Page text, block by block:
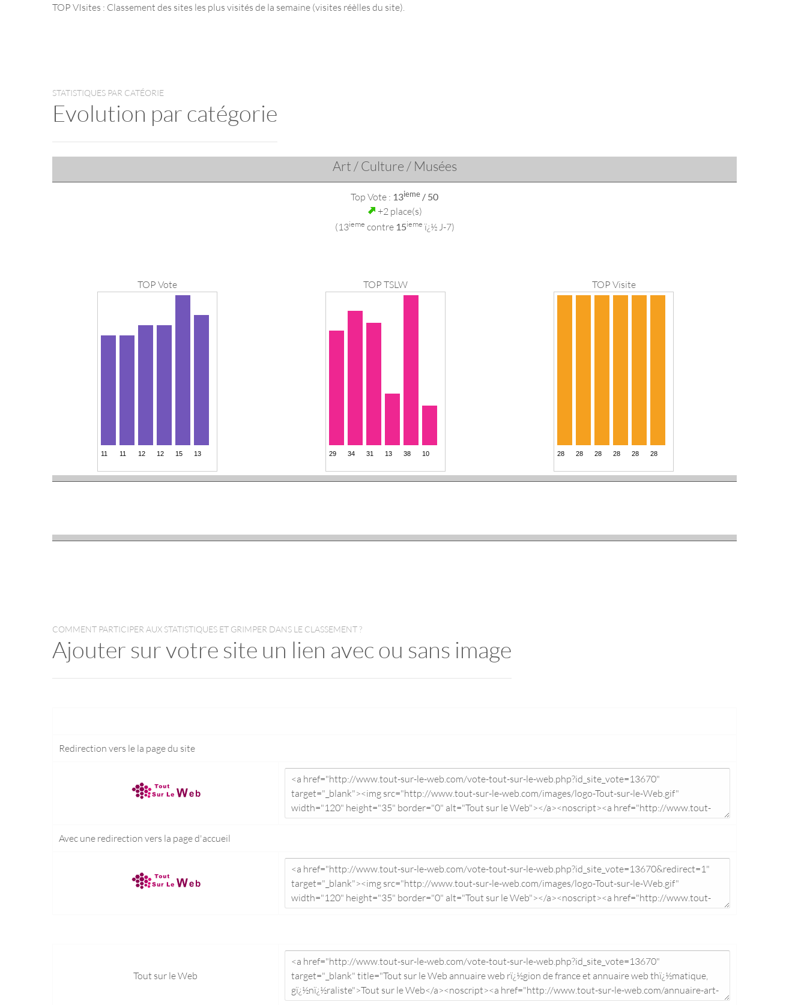
TOP VIsites : Classement des sites les plus visités de la semaine (visites réèlles du site).
STATISTIQUES PAR CATÉORIE
Evolution par catégorie
Art / Culture / Musées
Top Vote : 13ieme / 50
+2 place(s)
(13ieme contre 15ieme ï¿½ J-7)
TOP Vote TOP TSLW TOP Visite
COMMENT PARTICIPER AUX STATISTIQUES ET GRIMPER DANS LE CLASSEMENT ?
Ajouter sur votre site un lien avec ou sans image
Redirection vers le la page du site
Avec une redirection vers la page d'accueil
Tout sur le Web